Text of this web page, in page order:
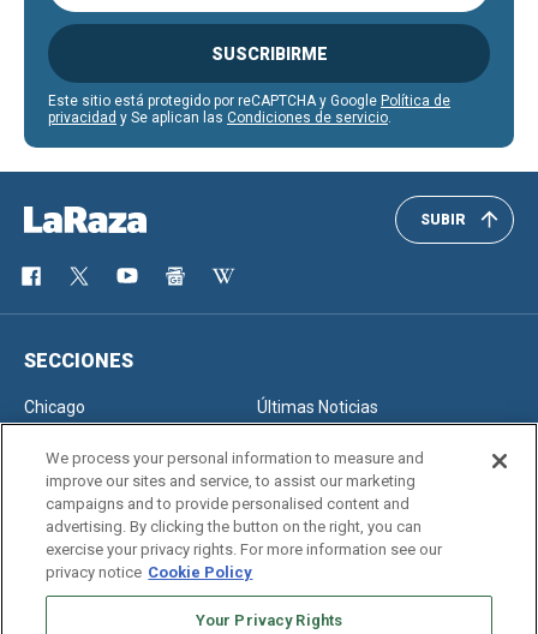
SUSCRIBIRME
Este sitio está protegido por reCAPTCHA y Google Política de
privacidad y Se aplican las Condiciones de servicio.
SUBIR
SECCIONES
Chicago
Últimas Noticias
SERVICIOS
Newsletter
Edición Impresa
We process your personal information to measure and
improve our sites and service, to assist our marketing
campaigns and to provide personalised content and
advertising. By clicking the button on the right, you can
exercise your privacy rights. For more information see our
privacy notice Cookie Policy
Your Privacy Rights